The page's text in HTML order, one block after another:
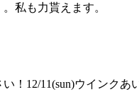
私も力貰えます。
！12/11(sun)ウインクあ